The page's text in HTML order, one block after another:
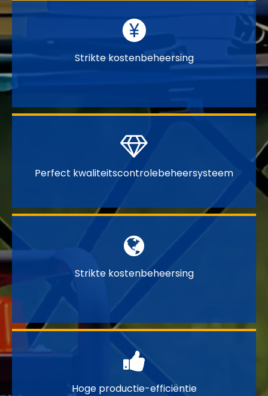

Strikte kostenbeheersing

Perfect kwaliteitscontrolebeheersysteem

Strikte kostenbeheersing

Hoge productie-efficiëntie